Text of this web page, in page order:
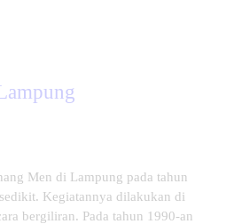
Men di Lampung pada tahun
Kegiatannya dilakukan di
bergiliran. Pada tahun 1990-an